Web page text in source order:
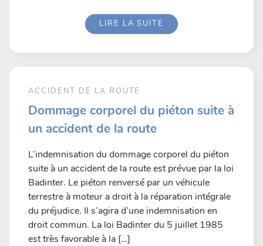
LIRE LA SUITE
ACCIDENT DE LA ROUTE
Dommage corporel du piéton suite à
un accident de la route
L’indemnisation du dommage corporel du piéton
suite à un accident de la route est prévue par la loi
Badinter. Le piéton renversé par un véhicule
terrestre à moteur a droit à la réparation intégrale
du préjudice. Il s’agira d’une indemnisation en
droit commun. La loi Badinter du 5 juillet 1985
est très favorable à la […]